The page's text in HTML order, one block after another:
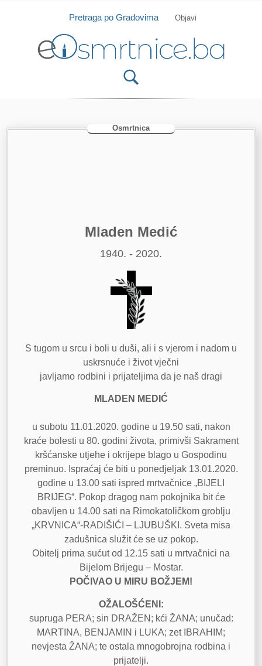
Isprobajte našu Android i IOS aplikaciju
Pretraga po Gradovima Objavi
Osmrtnica
Mladen Medić
1940. - 2020.
S tugom u srcu i boli u duši, ali i s vjerom i nadom u
uskrsnuće i život vječni
javljamo rodbini i prijateljima da je naš dragi
MLADEN MEDIĆ
u subotu 11.01.2020. godine u 19.50 sati, nakon
kraće bolesti u 80. godini života, primivši Sakrament
kršćanske utjehe i okrijepe blago u Gospodinu
preminuo. Ispraćaj će biti u ponedjeljak 13.01.2020.
godine u 13.00 sati ispred mrtvačnice „BIJELI
BRIJEG“. Pokop dragog nam pokojnika bit će
obavljen u 14.00 sati na Rimokatoličkom groblju
„KRVNICA“-RADIŠIĆI – LJUBUŠKI. Sveta misa
zadušnica služit će se uz pokop.
Obitelj prima sućut od 12.15 sati u mrtvačnici na
Bijelom Brijegu – Mostar.
POČIVAO U MIRU BOŽJEM!
OŽALOŠĆENI:
supruga PERA; sin DRAŽEN; kći ŽANA; unučad:
MARTINA, BENJAMIN i LUKA; zet IBRAHIM;
nevjesta ŽANA; te ostala mnogobrojna rodbina i
prijatelji.